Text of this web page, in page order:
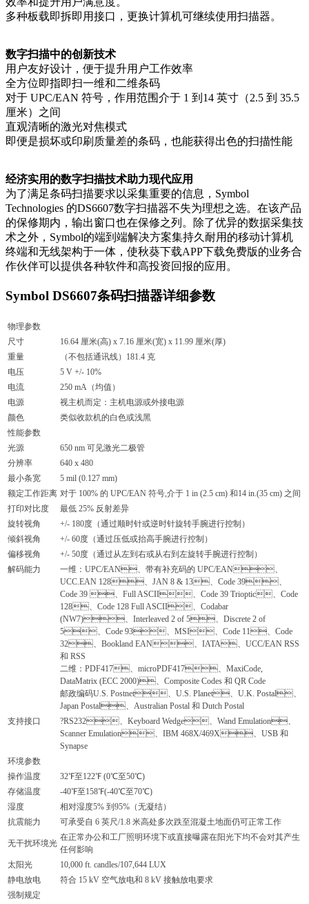
多种板载即拆即用接口，更换计算机可继续使用扫描器。
数字扫描中的创新技术
用户友好设计，便于提升用户工作效率
全方位即指即扫一维和二维条码
对于 UPC/EAN 符号，作用范围介于 1 到14 英寸（2.5 到 35.5
厘米）之间
直观清晰的激光对焦模式
即便是损坏或印刷质量差的条码，也能获得出色的扫描性能
经济实用的数字扫描技术助力现代应用
为了满足条码扫描要求以采集重要的信息，Symbol
Technologies 的DS6607数字扫描器不失为理想之选。在该产品
的保修期内，输出窗口也在保修之列。除了优异的数据采集技
术之外，Symbol的端到端解决方案集持久耐用的移动计算机
终端和无线架构于一体，使秋葵下载APP下载免费版的业务合
作伙伴可以提供各种软件和高投资回报的应用。
Symbol DS6607条码扫描器详细参数
物理参数
尺寸
16.64 厘米(高) x 7.16 厘米(宽) x 11.99 厘米(厚)
重量
（不包括通讯线）181.4 克
电压
5 V +/- 10%
电流
250 mA（均值）
电源
视主机而定：主机电源或外接电源
颜色
类似收款机的白色或浅黑
性能参数
光源
650 nm 可见激光二极管
分辨率
640 x 480
最小条宽
5 mil (0.127 mm)
额定工作距离 对于 100% 的 UPC/EAN 符号,介于 1 in (2.5 cm) 和14 in.(35 cm) 之间
打印对比度
最低 25% 反射差异
旋转视角
+/- 180度（通过顺时针或逆时针旋转手腕进行控制）
倾斜视角
+/- 60度（通过压低或抬高手腕进行控制）
偏移视角
+/- 50度（通过从左到右或从右到左旋转手腕进行控制）
解码能力
一维：UPC/EAN、带有补充码的 UPC/EAN、
UCC.EAN 128、JAN 8 & 13、Code 39、
Code 39 、Full ASCII、Code 39 Trioptic、Code
128、Code 128 Full ASCII、Codabar
(NW7)、Interleaved 2 of 5、Discrete 2 of
5、Code 93、MSI、Code 11、Code
32、Bookland EAN、IATA、UCC/EAN RSS
和 RSS
二维：PDF417、microPDF417、MaxiCode,
DataMatrix (ECC 2000)、Composite Codes 和 QR Code
邮政编码U.S. Postnet、U.S. Planet、U.K. Postal、
Japan Postal、Australian Postal 和 Dutch Postal
支持接口
?RS232、Keyboard Wedge、Wand Emulation、
Scanner Emulation、IBM 468X/469X、USB 和
Synapse
环境参数
操作温度
32℉至122℉ (0℃至50℃)
存储温度
-40℉至158℉(-40℃至70℃)
湿度
相对湿度5% 到95%（无凝结）
抗震能力
可承受自 6 英尺/1.8 米高处多次跌至混凝土地面仍可正常工作
无干扰环境光
在正常办公和工厂照明环境下或直接曝露在阳光下均不会对其产生
任何影响
太阳光
10,000 ft. candles/107,644 LUX
静电放电
符合 15 kV 空气放电和 8 kV 接触放电要求
强制规定